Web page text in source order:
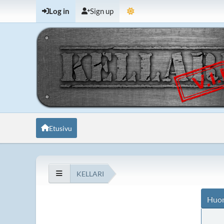
Log in Sign up
Etusivu
KELLARI